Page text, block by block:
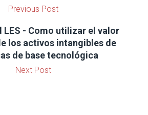
Previous Post
LES - Como utilizar el valor
los activos intangibles de
de base tecnológica
Next Post